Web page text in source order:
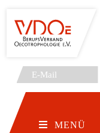
Inhalt
springen
MENÜ